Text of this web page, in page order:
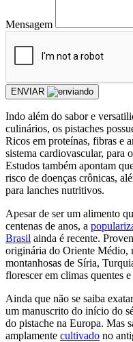
Mensagem
ENVIAR
Indo além do sabor e
culinários, os pistaches
Ricos em proteínas, fibras e
sistema cardiovascular, para
Estudos também apontam
risco de doenças crônicas,
para lanches nutritivos.
Apesar de ser um alimento
centenas de anos, a
Brasil ainda é recente.
originária do Oriente Médio,
montanhosas de Síria,
florescer em climas quentes
Ainda que não se saiba
um manuscrito do início do
do pistache na Europa. Mas
amplamente cultivado no